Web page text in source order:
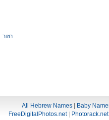
חזור
All Hebrew Names Baby
FreeDigitalPhotos.net| Photorack.net